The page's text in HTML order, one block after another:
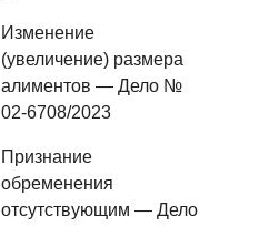
Изменение
(увеличение) размера
алиментов — Дело №
02-6708/2023
Признание
обременения
отсутствующим — Дело